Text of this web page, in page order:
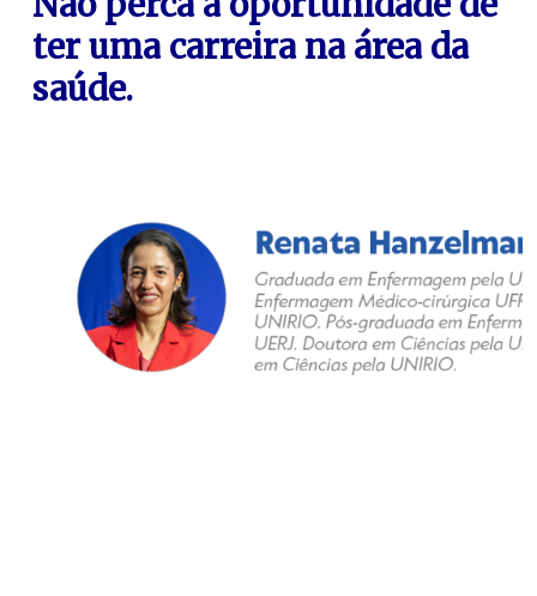
ter uma carreira na área da
saúde.